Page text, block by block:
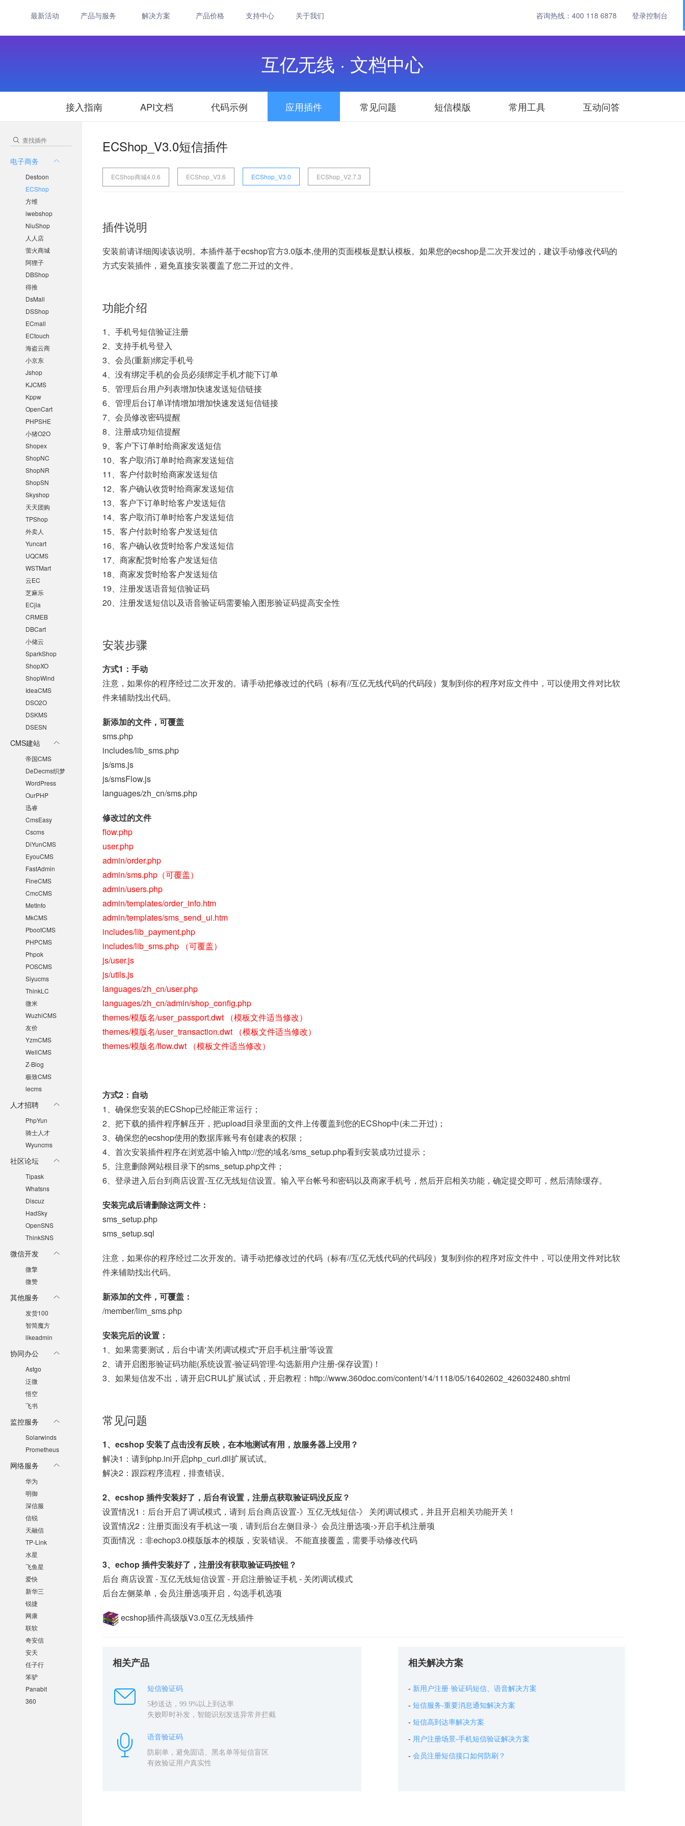
最新活动 产品与服务 解决方案 产品价格 支持中心 关于我们 咨询热线： 400 118 6878 登录控制台
互亿无线 · 文档中心
接入指南 API文档 代码示例 应用插件 常见问题 短信模版 常用工具 互动问答
电子商务
Destoon
ECShop
方维
iwebshop
NiuShop
人人店
萤火商城
阿狸子
DBShop
得推
DsMall
DSShop
ECmall
ECtouch
海盗云商
小京东
Jshop
KJCMS
Kppw
OpenCart
PHPSHE
小猪O2O
Shopex
ShopNC
ShopNR
ShopSN
Skyshop
天天团购
TPShop
外卖人
Yuncart
UQCMS
WSTMart
云EC
芝麻乐
ECjia
CRMEB
DBCart
小储云
SparkShop
ShopXO
ShopWind
IdeaCMS
DSO2O
DSKMS
DSESN
CMS建站
帝国CMS
DeDecms织梦
WordPress
OurPHP
迅睿
CmsEasy
Cscms
DiYunCMS
EyouCMS
FastAdmin
FineCMS
CmcCMS
MetInfo
MkCMS
PbootCMS
PHPCMS
Phpok
POSCMS
Siyucms
ThinkLC
微米
WuzhiCMS
友价
YzmCMS
WellCMS
Z-Blog
极致CMS
lecms
人才招聘
PhpYun
骑士人才
Wyuncms
社区论坛
Tipask
Whatsns
Discuz
HadSky
OpenSNS
ThinkSNS
微信开发
微擎
微赞
其他服务
发货100
智简魔方
likeadmin
协同办公
Astgo
泛微
悟空
飞书
监控服务
Solarwinds
Prometheus
网络服务
华为
明御
深信服
信锐
天融信
TP-Link
水星
飞鱼星
爱快
新华三
锐捷
网康
联软
奇安信
安天
任子行
笨驴
Panabit
360
ECShop_V3.0短信插件
ECShop商城4.0.6 ECShop_V3.6 ECShop_V3.0 ECShop_V2.7.3
插件说明
安装前请详细阅读该说明。本插件基于ecshop官方3.0版本,使用的页面模板是默认模板。如果您的ecshop是二次开发过的，建议手动修改代码的
方式安装插件，避免直接安装覆盖了您二开过的文件。
功能介绍
1、手机号短信验证注册
2、支持手机号登入
3、会员(重新)绑定手机号
4、没有绑定手机的会员必须绑定手机才能下订单
5、管理后台用户列表增加快速发送短信链接
6、管理后台订单详情增加增加快速发送短信链接
7、会员修改密码提醒
8、注册成功短信提醒
9、客户下订单时给商家发送短信
10、客户取消订单时给商家发送短信
11、客户付款时给商家发送短信
12、客户确认收货时给商家发送短信
13、客户下订单时给客户发送短信
14、客户取消订单时给客户发送短信
15、客户付款时给客户发送短信
16、客户确认收货时给客户发送短信
17、商家配货时给客户发送短信
18、商家发货时给客户发送短信
19、注册发送语音短信验证码
20、注册发送短信以及语音验证码需要输入图形验证码提高安全性
安装步骤
方式1：手动
注意，如果你的程序经过二次开发的。请手动把修改过的代码（标有//互亿无线代码的代码段）复制到你的程序对应文件中，可以使用文件对比软
件来辅助找出代码。
新添加的文件，可覆盖
sms.php
includes/lib_sms.php
js/sms.js
js/smsFlow.js
languages/zh_cn/sms.php
修改过的文件
flow.php
user.php
admin/order.php
admin/sms.php（可覆盖）
admin/users.php
admin/templates/order_info.htm
admin/templates/sms_send_ui.htm
includes/lib_payment.php
includes/lib_sms.php （可覆盖）
js/user.js
js/utils.js
languages/zh_cn/user.php
languages/zh_cn/admin/shop_config.php
themes/模版名/user_passport.dwt （模板文件适当修改）
themes/模版名/user_transaction.dwt （模板文件适当修改）
themes/模版名/flow.dwt （模板文件适当修改）
方式2：自动
1、确保您安装的ECShop已经能正常运行；
2、把下载的插件程序解压开，把upload目录里面的文件上传覆盖到您的ECShop中(未二开过)；
3、确保您的ecshop使用的数据库账号有创建表的权限；
4、首次安装插件程序在浏览器中输入http://您的域名/sms_setup.php看到安装成功过提示；
5、注意删除网站根目录下的sms_setup.php文件；
6、登录进入后台到商店设置-互亿无线短信设置。输入平台帐号和密码以及商家手机号，然后开启相关功能，确定提交即可，然后清除缓存。
安装完成后请删除这两文件：
sms_setup.php
sms_setup.sql
注意，如果你的程序经过二次开发的。请手动把修改过的代码（标有//互亿无线代码的代码段）复制到你的程序对应文件中，可以使用文件对比软
件来辅助找出代码。
新添加的文件，可覆盖：
/member/lim_sms.php
安装完后的设置：
1、如果需要测试，后台中请'关闭调试模式''开启手机注册'等设置
2、请开启图形验证码功能(系统设置-验证码管理-勾选新用户注册-保存设置)！
3、如果短信发不出，请开启CRUL扩展试试，开启教程： http://www.360doc.com/content/14/1118/05/16402602_426032480.shtml
常见问题
1、ecshop 安装了点击没有反映，在本地测试有用，放服务器上没用？
解决1：请到php.ini开启php_curl.dll扩展试试。
解决2：跟踪程序流程，排查错误。
2、ecshop 插件安装好了，后台有设置，注册点获取验证码没反应？
设置情况1：后台开启了调试模式，请到 后台商店设置-》互亿无线短信-》 关闭调试模式，并且开启相关功能开关！
设置情况2：注册页面没有手机这一项，请到后台左侧目录-》会员注册选项->开启手机注册项
页面情况 ：非echop3.0模版版本的模版，安装错误。 不能直接覆盖，需要手动修改代码
3、echop 插件安装好了，注册没有获取验证码按钮？
后台 商店设置 - 互亿无线短信设置 - 开启注册验证手机 - 关闭调试模式
后台左侧菜单，会员注册选项开启，勾选手机选项
ecshop插件高级版V3.0互亿无线插件
相关产品
短信验证码
5秒送达，99.9%以上到达率
失败即时补发，智能识别发送异常并拦截
语音验证码
防刷单，避免固话、黑名单等短信盲区
有效验证用户真实性
相关解决方案
新用户注册·验证码短信、语音解决方案
短信服务-重要消息通知解决方案
短信高到达率解决方案
用户注册场景-手机短信验证解决方案
会员注册短信接口如何防刷？